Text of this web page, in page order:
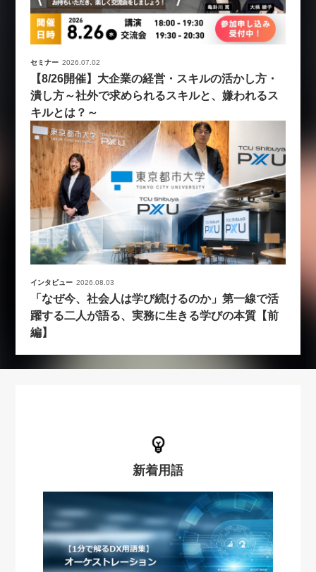
セミナー 2026.07.02
【8/26開催】大企業の経営・スキルの活かし方・
潰し方～社外で求められるスキルと、嫌われるス
キルとは？～
インタビュー 2026.08.03
「なぜ今、社会人は学び続けるのか」第一線で活
躍する二人が語る、実務に生きる学びの本質【前
編】
新着用語